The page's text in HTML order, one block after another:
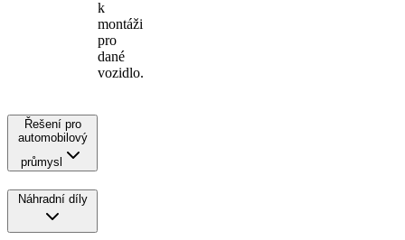
k
montáži
pro
dané
vozidlo.
Řešení pro
automobilový
průmysl
Náhradní díly